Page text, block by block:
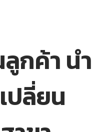
ค้า นำ
ปลี่ยน